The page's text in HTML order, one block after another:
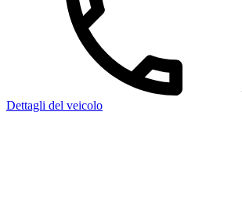
Dettagli del veicolo